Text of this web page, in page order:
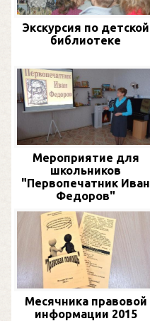
Экскурсия по детской
библиотеке
Мероприятие для
школьников
"Первопечатник Иван
Федоров"
Месячника правовой
информации 2015